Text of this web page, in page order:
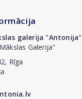
galerija "Antonija"
Galerija"
Rīga